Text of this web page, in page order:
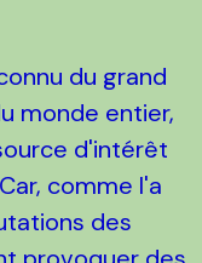
du grand
monde entier,
d'intérêt
comme l'a
des